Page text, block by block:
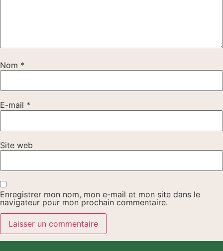
Nom *
E-mail *
Site web
Enregistrer mon nom, mon e-mail et mon site dans le
navigateur pour mon prochain commentaire.